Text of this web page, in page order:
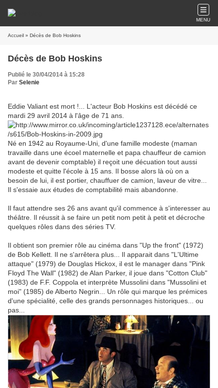
MENU
Accueil » Décès de Bob Hoskins
Décès de Bob Hoskins
Publié le 30/04/2014 à 15:28
Par Selenie
Eddie Valiant est mort !... L'acteur Bob Hoskins est décédé ce
mardi 29 avril 2014 à l'âge de 71 ans.
Né en 1942 au Royaume-Uni, d'une famille modeste (maman
travaille dans une écoel maternelle et papa chauffeur de camion
avant de devenir comptable) il reçoit une décuation tout aussi
modeste et quitte l'école à 15 ans. Il bosse alors là où on a
besoin de lui, il est portier, chauffuer de camion, laveur de vitre...
Il s'essaie aux études de comptabilité mais abandonne.
Il faut attendre ses 26 ans avant qu'il commence à s'interesser au
théâtre. Il réussit à se faire un petit nom petit à petit et décroche
quelques rôles dans des séries TV.
Il obtient son premier rôle au cinéma dans "Up the front" (1972)
de Bob Kellett. Il ne s'arrêtera plus... Il apparait dans "L'Ultime
attaque" (1979) de Douglas Hickox, il est le manager dans "Pink
Floyd The Wall" (1982) de Alan Parker, il joue dans "Cotton Club"
(1983) de F.F. Coppola et interprète Mussolini dans "Mussolini et
moi" (1985) de Alberto Negrin... Un rôle qui marque les prémices
d'une spécialité, celle des grands personnages historiques... ou
pas...